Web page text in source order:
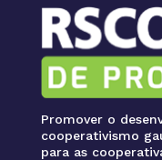
Promover o
cooperativismo
para as